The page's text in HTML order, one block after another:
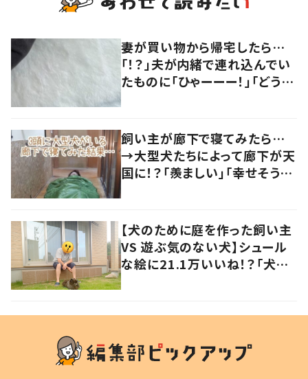
妻が買い物から帰宅したら…
「！？」夫が内緒で連れ込んでい
たものに「ひゃーーー！」「どう見
飼い主が廊下で寝てみたら…
→大型犬たちによって廊下が天
国に！？「羨ましい」「幸せそう」
【犬のために庭を作った飼い主
VS 遊ぶ気のない犬】シュール
な絵に21.1万いいね！？「犬の